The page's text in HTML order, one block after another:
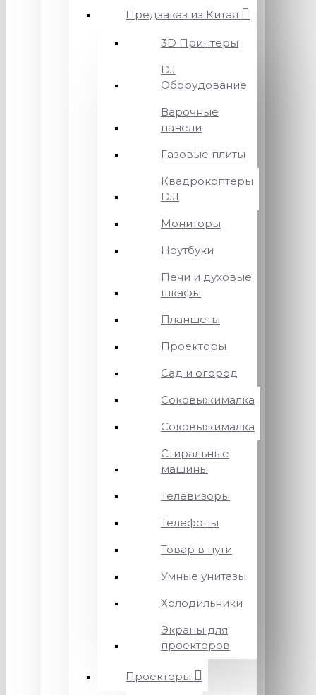
Предзаказ из Китая
3D Принтеры
DJ
Оборудование
Варочные
панели
Газовые плиты
Квадрокоптеры
DJI
Мониторы
Ноутбуки
Печи и духовые
шкафы
Планшеты
Проекторы
Сад и огород
Соковыжималка
Соковыжималка
Стиральные
машины
Телевизоры
Телефоны
Товар в пути
Умные унитазы
Холодильники
Экраны для
проекторов
Проекторы